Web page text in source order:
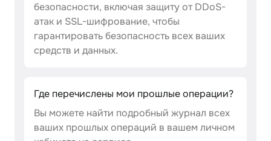
безопасности, включая защиту от DDoS-
атак и SSL-шифрование, чтобы
гарантировать безопасность всех ваших
средств и данных.
Где перечислены мои прошлые операции?
Вы можете найти подробный журнал всех
ваших прошлых операций в вашем личном